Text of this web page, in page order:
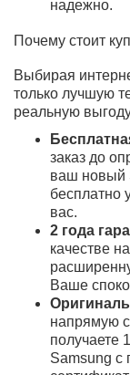
Очень
Большой
всём.
Алина М.
?????
большой